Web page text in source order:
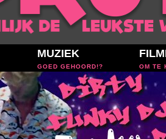
MUZIEK
GOED GEHOORD!? OM TE